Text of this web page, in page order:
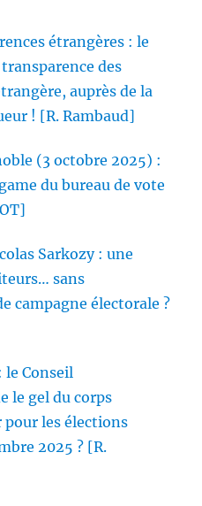
étrangères : le
des
auprès de la
! [R. Rambaud]
(3 octobre 2025) :
du bureau de vote
Sarkozy : une
sans
campagne électorale ?
le Conseil
le gel du corps
pour les élections
2025 ? [R.